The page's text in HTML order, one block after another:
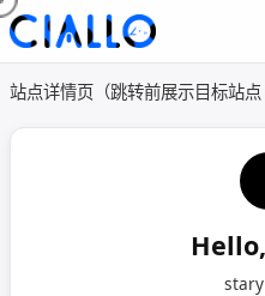
站点详情页（跳转前展示目标站点